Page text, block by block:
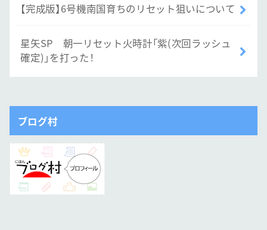
【完成版】6号機南国育ちのリセット狙いについて
星矢SP 朝一リセット火時計「紫(次回ラッシュ
確定)」を打った！
ブログ村